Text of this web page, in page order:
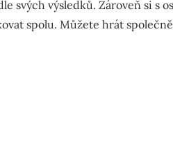
svých výsledků. Zároveň si s
spolu. Můžete hrát